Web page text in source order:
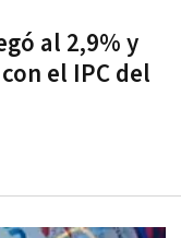
al 2,9% y
el IPC del